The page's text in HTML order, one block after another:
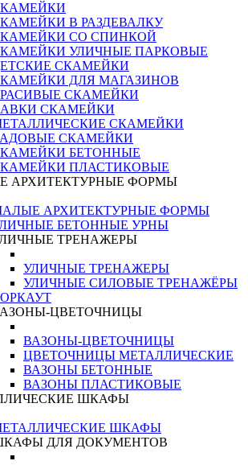
В РАЗДЕВАЛКУ
СО СПИНКОЙ
УЛИЧНЫЕ ПАРКОВЫЕ
СКАМЕЙКИ
ДЛЯ МАГАЗИНОВ
СКАМЕЙКИ
СКАМЕЙКИ
СКАМЕЙКИ
СКАМЕЙКИ
БЕТОННЫЕ
ПЛАСТИКОВЫЕ
АРХИТЕКТУРНЫЕ ФОРМЫ
АРХИТЕКТУРНЫЕ ФОРМЫ
БЕТОННЫЕ УРНЫ
ТРЕНАЖЕРЫ
УЛИЧНЫЕ ТРЕНАЖЕРЫ
УЛИЧНЫЕ СИЛОВЫЕ ТРЕНАЖЁРЫ
ЦВЕТОЧНИЦЫ
ВАЗОНЫ-ЦВЕТОЧНИЦЫ
ЦВЕТОЧНИЦЫ МЕТАЛЛИЧЕСКИЕ
ВАЗОНЫ БЕТОННЫЕ
ВАЗОНЫ ПЛАСТИКОВЫЕ
ШКАФЫ
ШКАФЫ
ДЛЯ ДОКУМЕНТОВ